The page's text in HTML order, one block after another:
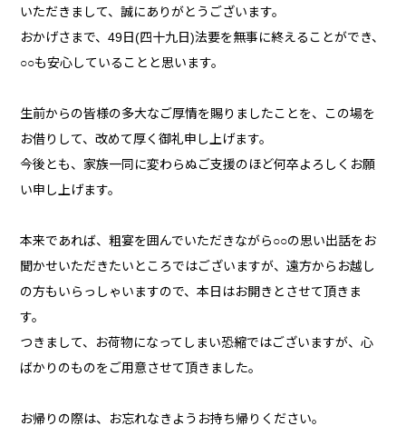
いただきまして、誠にありがとうございます。
おかげさまで、49日(四十九日)法要を無事に終えることができ、
○○も安心していることと思います。
生前からの皆様の多大なご厚情を賜りましたことを、この場を
お借りして、改めて厚く御礼申し上げます。
今後とも、家族一同に変わらぬご支援のほど何卒よろしくお願
い申し上げます。
本来であれば、粗宴を囲んでいただきながら○○の思い出話をお
聞かせいただきたいところではございますが、遠方からお越し
の方もいらっしゃいますので、本日はお開きとさせて頂きま
す。
つきまして、お荷物になってしまい恐縮ではございますが、心
ばかりのものをご用意させて頂きました。
お帰りの際は、お忘れなきようお持ち帰りください。